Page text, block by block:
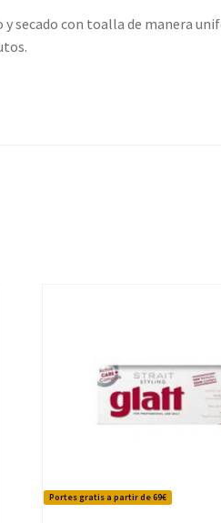
secado con toalla de manera
Portes gratis a partir de 69€